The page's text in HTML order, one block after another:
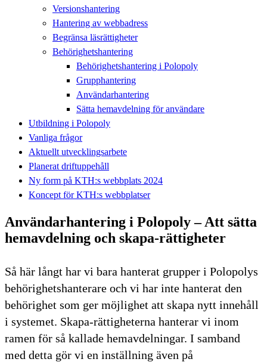
Versionshantering
Hantering av webbadress
Begränsa läsrättigheter
Behörighetshantering
Behörighetshantering i Polopoly
Grupphantering
Användarhantering
Sätta hemavdelning för användare
Utbildning i Polopoly
Vanliga frågor
Aktuellt utvecklingsarbete
Planerat driftuppehåll
Ny form på KTH:s webbplats 2024
Koncept för KTH:s webbplatser
Användarhantering i Polopoly – Att sätta
hemavdelning och skapa-rättigheter
Så här långt har vi bara hanterat grupper i Polopolys
behörighetshanterare och vi har inte hanterat den
behörighet som ger möjlighet att skapa nytt innehåll
i systemet. Skapa-rättigheterna hanterar vi inom
ramen för så kallade hemavdelningar. I samband
med detta gör vi en inställning även på